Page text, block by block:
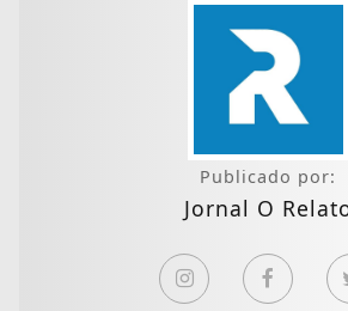
Publicado por:
Jornal O